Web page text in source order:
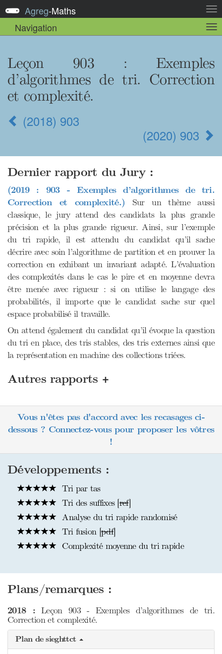
la
Agreg-Maths
Navigation
la
Leçon 903 : Exemples
d’algorithmes de tri. Correction
et complexité.
(2018) 903
(2020) 903
Dernier rapport du Jury :
(2019 : 903 - Exemples d’algorithmes de tri.
Correction et complexité.) Sur un thème aussi
classique, le jury attend des candidats la plus grande
précision et la plus grande rigueur. Ainsi, sur l’exemple
du tri rapide, il est attendu du candidat qu’il sache
décrire avec soin l’algorithme de partition et en prouver la
correction en exhibant un invariant adapté. L’évaluation
des complexités dans le cas le pire et en moyenne devra
être menée avec rigueur : si on utilise le langage des
probabilités, il importe que le candidat sache sur quel
espace probabilisé il travaille.
On attend également du candidat qu’il évoque la question
du tri en place, des tris stables, des tris externes ainsi que
la représentation en machine des collections triées.
Autres rapports +
Vous n'êtes pas d'accord avec les recasages ci-
dessous ? Connectez-vous pour proposer les vôtres
!
Développements :
Tri par tas
Tri des suffixes [ref]
Analyse du tri rapide randomisé
Tri fusion [pdf]
Complexité moyenne du tri rapide
Plans/remarques :
2018 :Leçon 903 - Exemples d’algorithmes de tri.
Correction et complexité.
Plan de sieghttct